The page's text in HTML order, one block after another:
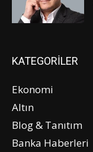
KATEGORİLER
Ekonomi
Altın
Blog & Tanıtım
Banka Haberleri